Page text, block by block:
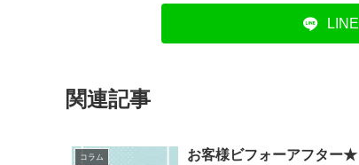
LINE
関連記事
コラム お客様ビフォーアフター★